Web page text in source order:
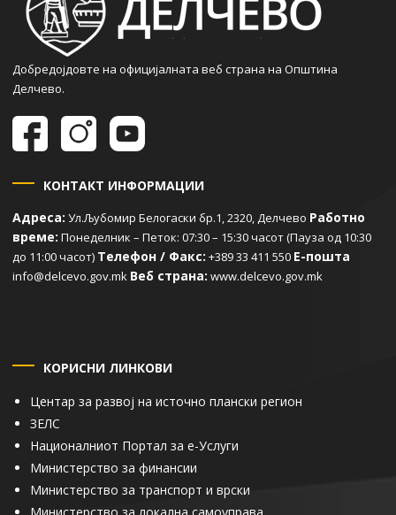
Добредојдовте на официјалната веб страна на Општина
Делчево.
КОНТАКТ ИНФОРМАЦИИ
Адреса: Ул.Љубомир Белогаски бр.1, 2320, Делчево Работно
време: Понеделник – Петок: 07:30 – 15:30 часот (Пауза од 10:30
до 11:00 часот) Телефон / Факс: +389 33 411 550 Е-пошта
info@delcevo.gov.mk Веб страна: www.delcevo.gov.mk
КОРИСНИ ЛИНКОВИ
Центар за развој на источно плански регион
ЗЕЛС
Националниот Портал за е-Услуги
Министерство за финансии
Министерство за транспорт и врски
Министерство за локална самоуправа